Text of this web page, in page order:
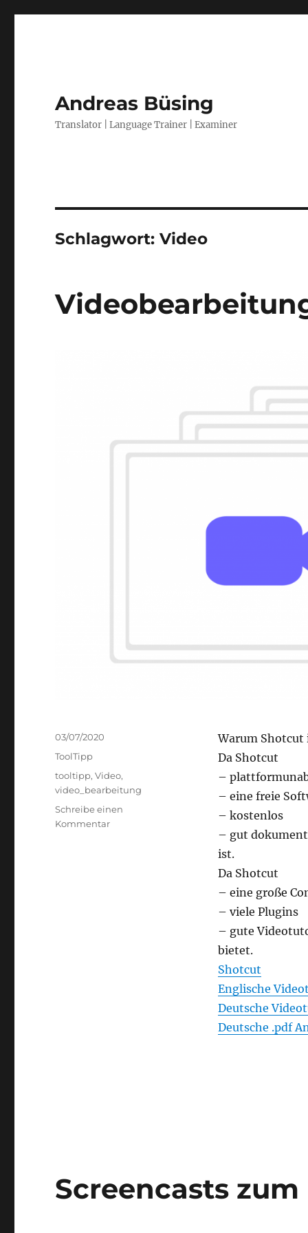
Andreas Büsing
Translator | Language Trainer | Examiner
Schlagwort:Video
Warum Shotcut
Da Shotcut
–
– eine freie
– kostenlos
– gut
ist.
Da Shotcut
– eine große
– viele Plugins
– gute
bietet.
Shotcut
Englische
Deutsche
Deutsche .pdf
Veröffentlicht
03/07/2020
Kategorien
ToolTipp
Schlagwörter
tooltipp,Video,
video_bearbeitung
Schreibe einen
Kommentarzu
Screencasts zum